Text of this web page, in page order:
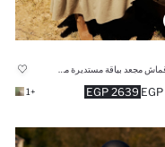
2639 EGP
+1